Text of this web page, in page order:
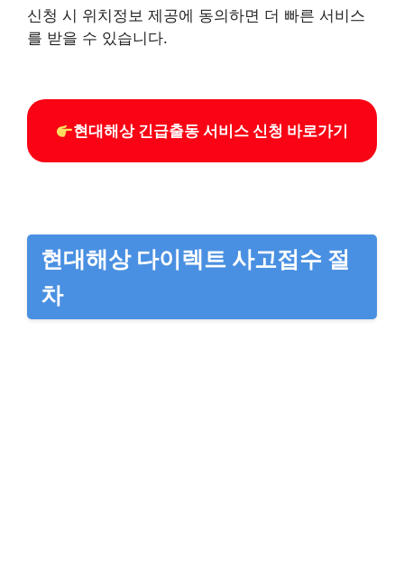
신청 시 위치정보 제공에 동의하면 더 빠른 서비스
를 받을 수 있습니다.
현대해상 긴급출동 서비스 신청 바로가기
현대해상 다이렉트 사고접수 절
차